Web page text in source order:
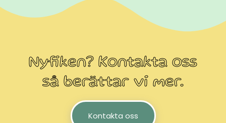
Nyfiken? Kontakta oss
så berättar vi mer.
Kontakta oss